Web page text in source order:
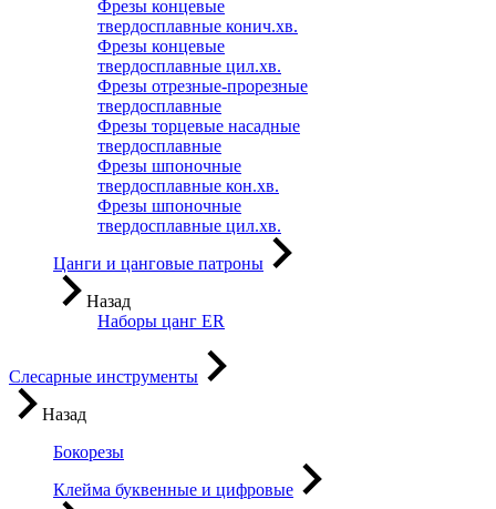
Фрезы концевые
твердосплавные конич.хв.
Фрезы концевые
твердосплавные цил.хв.
Фрезы отрезные-прорезные
твердосплавные
Фрезы торцевые насадные
твердосплавные
Фрезы шпоночные
твердосплавные кон.хв.
Фрезы шпоночные
твердосплавные цил.хв.
Цанги и цанговые патроны
Назад
Наборы цанг ER
Слесарные инструменты
Назад
Бокорезы
Клейма буквенные и цифровые